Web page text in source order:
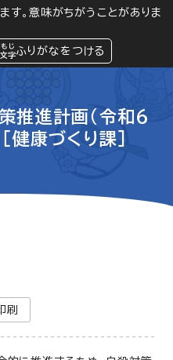
す。意味がちがうことがありま
ふりがなをつける
閲覧支援
緊急情報
推進計画（令和6
康づくり課］
刷